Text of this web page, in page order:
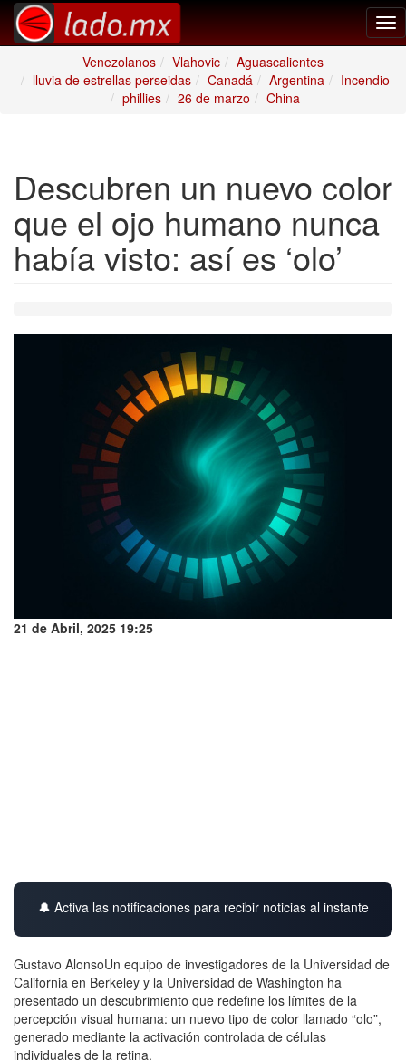
Venezolanos
Vlahovic
Aguascalientes
lluvia de estrellas perseidas
Canadá Argentina
Incendio
phillies
26 de marzo China
Descubren un nuevo color
que el ojo humano nunca
había visto: así es ‘olo’
21 de Abril, 2025 19:25
🔔 Activa las notificaciones para recibir noticias al instante
Gustavo AlonsoUn equipo de investigadores de la Universidad de
California en Berkeley y la Universidad de Washington ha
presentado un descubrimiento que redefine los límites de la
percepción visual humana: un nuevo tipo de color llamado “olo”,
generado mediante la activación controlada de células
individuales de la retina.